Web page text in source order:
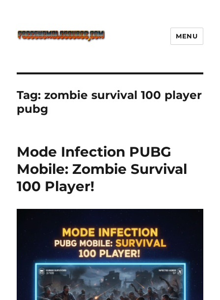
Defense Main Game Ini Pasti
Ketagihan!
MENU
Tag:zombie survival 100 player
pubg
Mode Infection PUBG
Mobile: Zombie Survival
100 Player!